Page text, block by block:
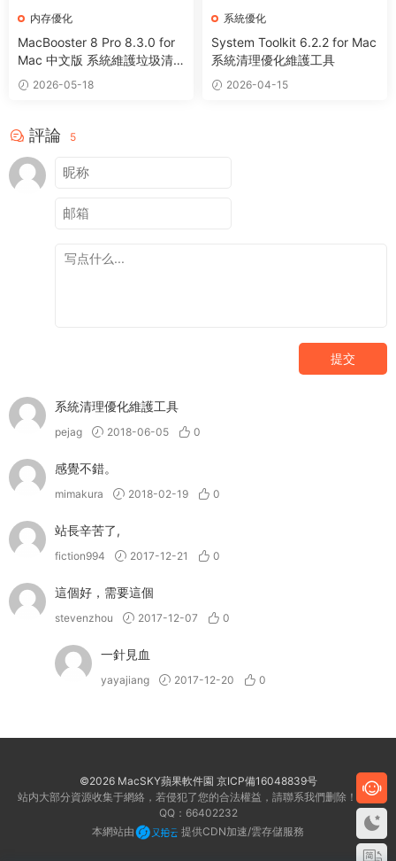
内存優化
MacBooster 8 Pro 8.3.0 for
Mac 中文版 系統維護垃圾清
理病毒掃描工具
2026-05-18
系統優化
System Toolkit 6.2.2 for Mac
系統清理優化維護工具
2026-04-15
評論 5
提交
系統清理優化維護工具
pejag 2018-06-05 0
感覺不錯。
mimakura 2018-02-19 0
站長辛苦了,
fiction994 2017-12-21 0
這個好，需要這個
stevenzhou 2017-12-07 0
一針見血
yayajiang 2017-12-20 0
©2026 MacSKY蘋果軟件園 京ICP備16048839号
站内大部分資源收集于網絡，若侵犯了您的合法權益，請聯系我們删除！客服
QQ：66402232
本網站由
提供CDN加速/雲存儲服務